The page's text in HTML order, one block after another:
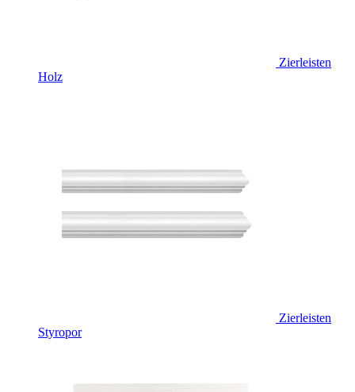
Zierleisten
Holz
Zierleisten
Styropor